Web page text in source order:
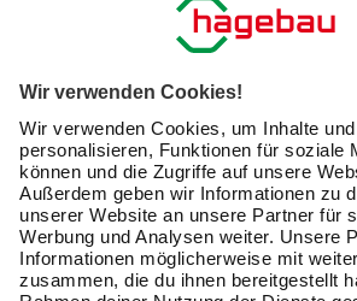
Endlich ist das lang ersehnte
wolkenfreien Himmel – höchste Zeit
auf der Terrasse zu platzieren und Dich
aalen. Aber nicht ohne eine passende
Denn die sorgt für einen bequemen
Liegekomfort – und dafür, dass Du es
Deiner Liege aushältst. Erfahre in
mehr über die Maße und Materialien